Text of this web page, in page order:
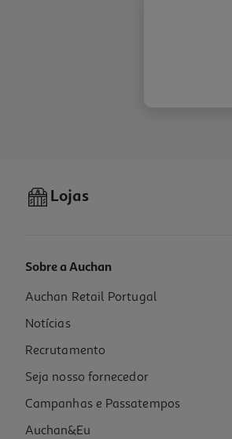
Lojas
Sobre a Auchan
Auchan Retail Portugal
Notícias
Recrutamento
Seja nosso fornecedor
Campanhas e Passatempos
Auchan&Eu